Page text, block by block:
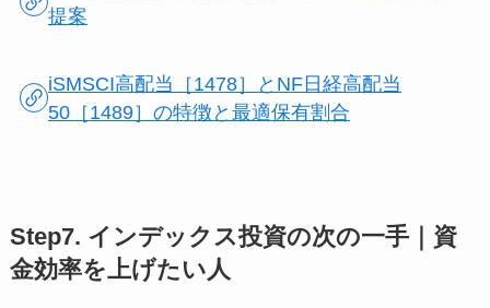
提案
iSMSCI高配当［1478］とNF日経高配当
50［1489］の特徴と最適保有割合
Step7. インデックス投資の次の一手｜資
金効率を上げたい人